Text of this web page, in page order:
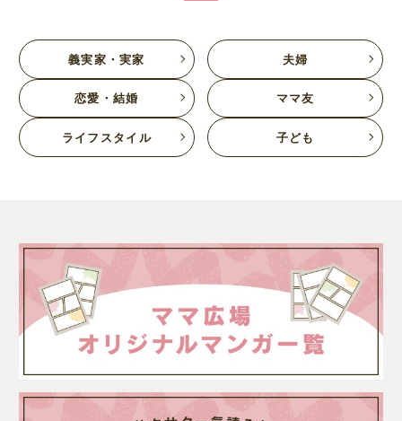
義実家・実家 夫婦
恋愛・結婚 ママ友
ライフスタイル 子ども